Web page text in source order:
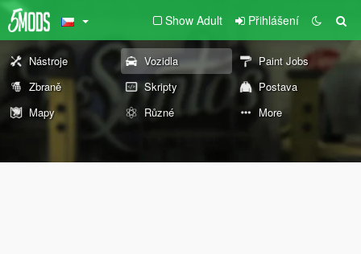
Show Adult Přihlášení
Nástroje Vozidla
Paint Jobs
Zbraně
Skripty
Postava
Mapy
Různé More